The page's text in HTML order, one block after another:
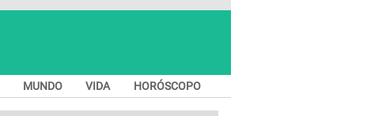
MUNDO VIDA HORÓSCOPO